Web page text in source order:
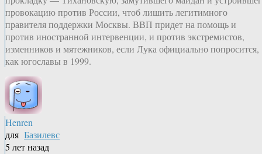
провокацию против России, чтоб лишить легитимного
правителя поддержки Москвы. ВВП придет на помощь и
против иностранной интервенции, и против экстремистов,
изменников и мятежников, если Лука официально попросится,
как югославы в 1999.
Henren
для Базилевс
5 лет назад